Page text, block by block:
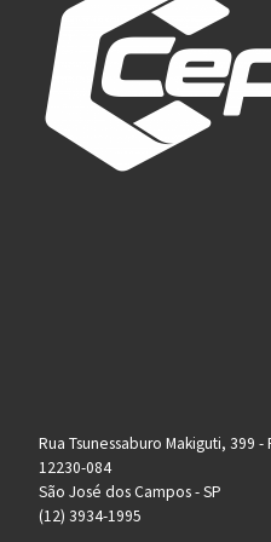
Rua Tsunessaburo Makiguti, 399 -
12230-084
São José dos Campos - SP
(12) 3934-1995